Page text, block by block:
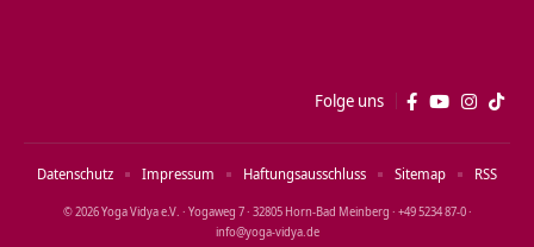
Folge uns
© 2026 Yoga Vidya e.V. · Yogaweg 7 · 32805 Horn‑Bad Meinberg · +49 5234 87‑0 ·
info@yoga‑vidya.de
Datenschutz Impressum Haftungsausschluss Sitemap RSS